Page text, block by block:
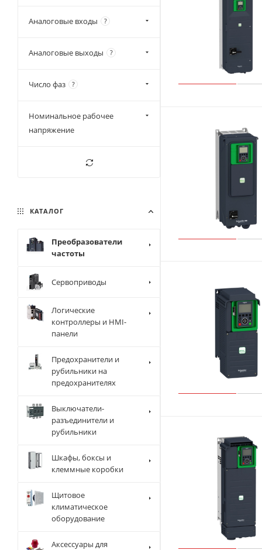
160 кВт/200 кВт
250 кВт/315 кВт
Аналоговые входы ?
Аналоговые выходы ?
Число фаз ?
Номинальное рабочее
напряжение
КАТАЛОГ
Преобразователи
частоты
Сервоприводы
Логические
контроллеры и HMI-
панели
Предохранители и
рубильники на
предохранителях
Выключатели-
разъединители и
рубильники
Шкафы, боксы и
клеммные коробки
Щитовое
климатическое
оборудование
Аксессуары для